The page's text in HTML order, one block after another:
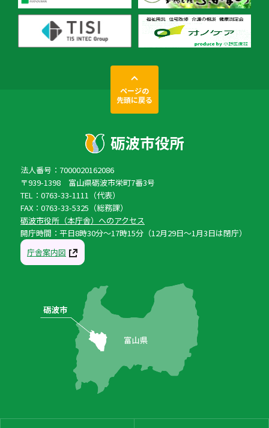
ページの
先頭に戻る
法人番号：7000020162086
〒939-1398 富山県砺波市栄町7番3号
TEL：0763-33-1111（代表）
FAX：0763-33-5325（総務課）
砺波市役所（本庁舎）へのアクセス
開庁時間：平日8時30分〜17時15分（12月29日〜1月3日は閉庁）
庁舎案内図